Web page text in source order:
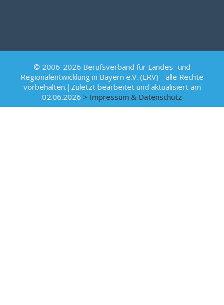
© 2006-2026 Berufsverband für Landes- und
Regionalentwicklung in Bayern e.V. (LRV) - alle Rechte
vorbehalten.|Zuletzt bearbeitet und aktualisiert am
02.06.2026 > Impressum & Datenschutz